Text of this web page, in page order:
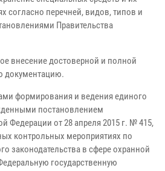
согласно перечней, видов, типов и
Правительства
внесение достоверной и полной
документацию.
формирования и ведения единого
постановлением
Федерации от 28 апреля 2015 г. № 415,
контрольных мероприятиях по
законодательства в сфере охранной
государственную